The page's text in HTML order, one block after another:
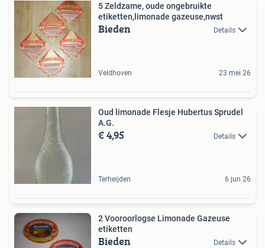
5 Zeldzame, oude ongebruikte
etiketten,limonade gazeuse,nwst
Bieden Details
Veldhoven 23 mei 26
Oud limonade Flesje Hubertus Sprudel
A.G.
€ 4,95 Details
Terheijden 6 jun 26
2 Vooroorlogse Limonade Gazeuse
etiketten
Bieden Details